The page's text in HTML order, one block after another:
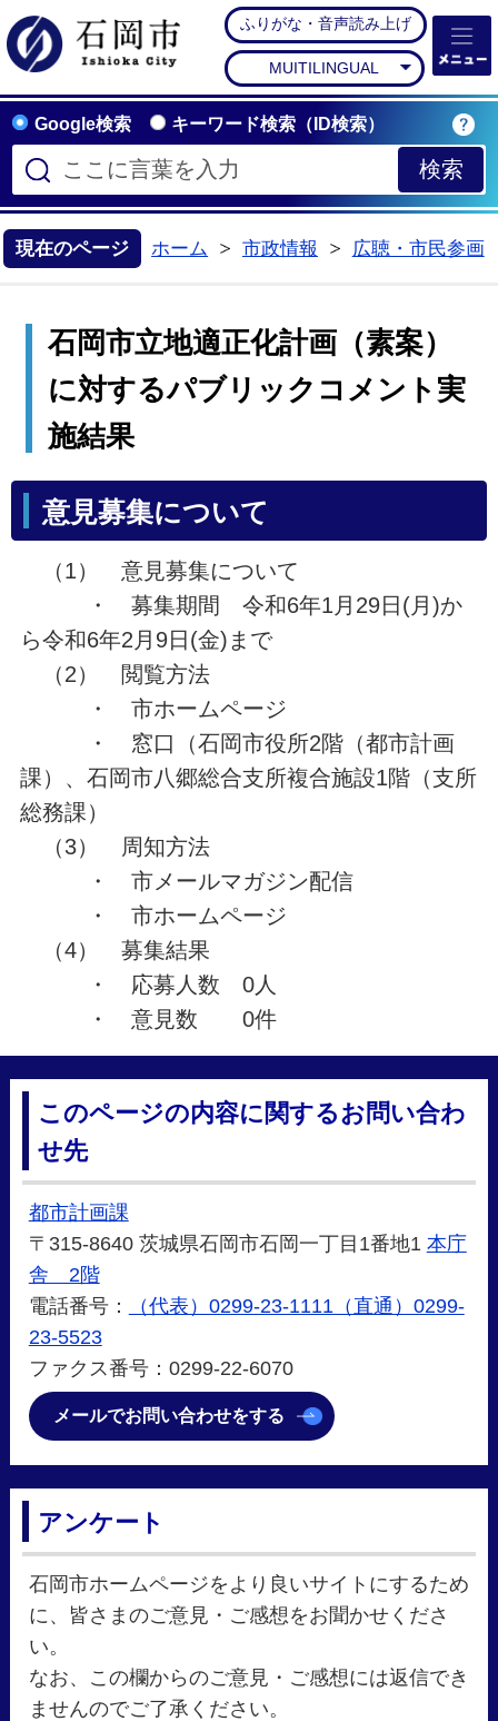
石岡市公式ホームペー
ふりがな・音声読み上げ
MUITILINGUAL
Google検索 キーワード検索（ID検索）
現在のページ ホーム
市政情報
広聴・市民参画
石岡市立地適正化計画（素案）
に対するパブリックコメント実
施結果
意見募集について
（1） 意見募集について
・ 募集期間 令和6年1月29日(月)か
ら令和6年2月9日(金)まで
（2） 閲覧方法
・ 市ホームページ
・ 窓口（石岡市役所2階（都市計画
課）、石岡市八郷総合支所複合施設1階（支所
総務課）
（3） 周知方法
・ 市メールマガジン配信
・ 市ホームページ
（4） 募集結果
・ 応募人数 0人
・ 意見数 0件
このページの内容に関するお問い合わ
せ先
都市計画課
〒315-8640 茨城県石岡市石岡一丁目1番地1 本庁
舎 2階
電話番号：
（代表）0299-23-1111（直通）0299-
23-5523
ファクス番号：0299-22-6070
メールでお問い合わせをする
アンケート
石岡市ホームページをより良いサイトにするため
に、皆さまのご意見・ご感想をお聞かせくださ
い。
なお、この欄からのご意見・ご感想には返信でき
ませんのでご了承ください。